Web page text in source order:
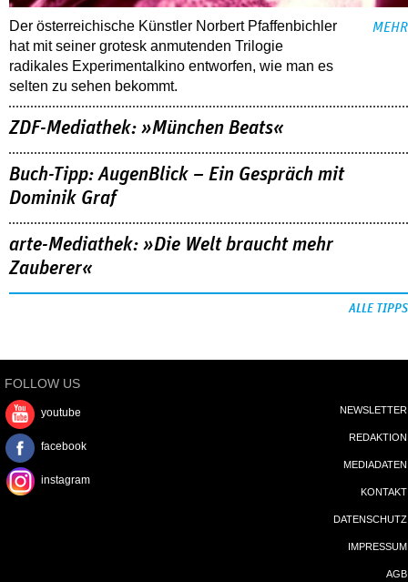
Der österreichische Künstler Norbert Pfaffenbichler
hat mit seiner grotesk anmutenden Trilogie
radikales Experimentalkino entworfen, wie man es
selten zu sehen bekommt.
MEHR
ZDF-Mediathek: »München Beats«
Buch-Tipp: AugenBlick – Ein Gespräch mit
Dominik Graf
arte-Mediathek: »Die Welt braucht mehr
Zauberer«
ALLE TIPPS
FOLLOW US
youtube
facebook
instagram
NEWSLETTER
REDAKTION
MEDIADATEN
KONTAKT
DATENSCHUTZ
IMPRESSUM
AGB